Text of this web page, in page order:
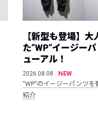
【新型も登場】大
た”WP”イージー
ューアル！
2026.08.08
NEW
“WP”のイージーパンツ
紹介